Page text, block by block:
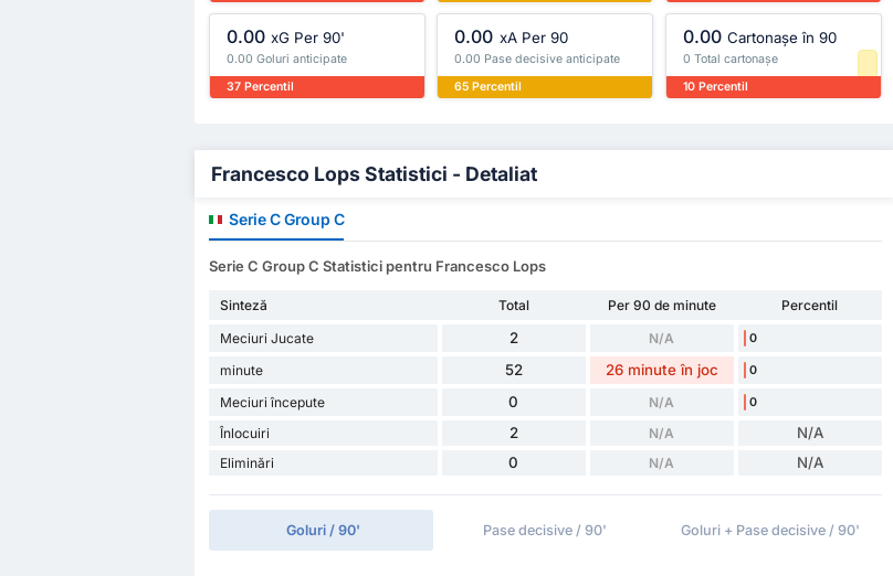
0.00 xG Per 90'
0.00 Goluri anticipate
37 Percentil
0.00 xA Per 90
0.00 Pase decisive anticipate
65 Percentil
0.00 Cartonașe în 90
0 Total cartonașe
10 Percentil
Francesco Lops Statistici - Detaliat
Serie C Group C
Serie C Group C Statistici pentru Francesco Lops
Sinteză Total Per 90 de minute
Percentil
Meciuri Jucate
2 N/A 0
minute 52 26 minute în joc 0
Meciuri începute 0 N/A 0
Înlocuiri 2 N/A N/A
Eliminări 0 N/A N/A
Goluri / 90' Pase decisive / 90' Goluri + Pase decisive / 90'